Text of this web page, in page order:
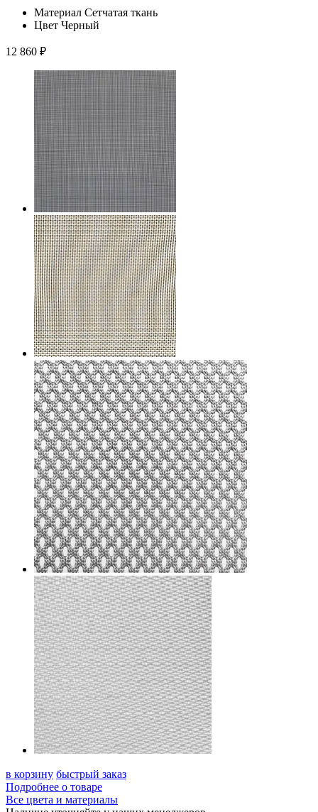
Материал Сетчатая ткань
Цвет Черный
12 860 ₽
в корзину быстрый заказ
Подробнее о товаре
Все цвета и материалы